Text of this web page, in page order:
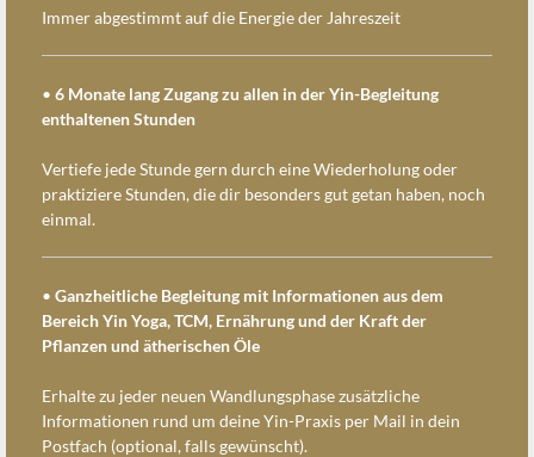
Immer abgestimmt auf die Energie der Jahreszeit
• 6 Monate lang Zugang zu allen in der Yin-Begleitung
enthaltenen Stunden
Vertiefe jede Stunde gern durch eine Wiederholung oder
praktiziere Stunden, die dir besonders gut getan haben, noch
einmal.
• Ganzheitliche Begleitung mit Informationen aus dem
Bereich Yin Yoga, TCM, Ernährung und der Kraft der
Pflanzen und ätherischen Öle
Erhalte zu jeder neuen Wandlungsphase zusätzliche
Informationen rund um deine Yin-Praxis per Mail in dein
Postfach (optional, falls gewünscht).